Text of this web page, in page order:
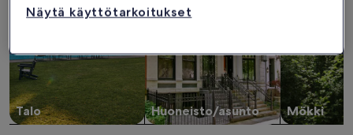
Talo Huoneisto/asunto Mökki
Näytä käyttötarkoitukset